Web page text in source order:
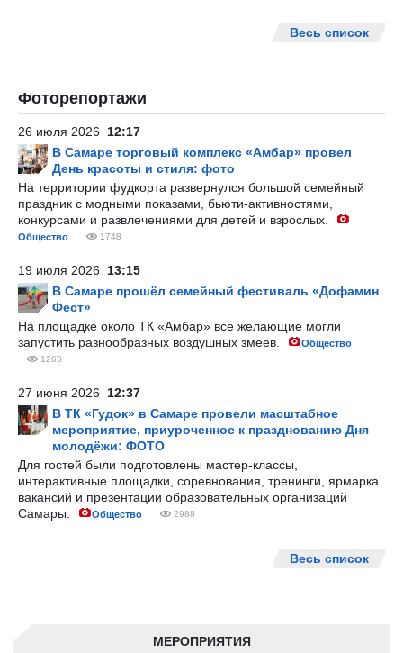
МЕРОПРИЯТИЯ
Весь список
Фоторепортажи
26 июля 2026 12:17
В Самаре торговый комплекс «Амбар» провел
День красоты и стиля: фото
На территории фудкорта развернулся большой семейный
праздник с модными показами, бьюти-активностями,
конкурсами и развлечениями для детей и взрослых.
Общество 1748
19 июля 2026 13:15
В Самаре прошёл семейный фестиваль «Дофамин
Фест»
На площадке около ТК «Амбар» все желающие могли
запустить разнообразных воздушных змеев.
Общество
1265
27 июня 2026 12:37
В ТК «Гудок» в Самаре провели масштабное
мероприятие, приуроченное к празднованию Дня
молодёжи: ФОТО
Для гостей были подготовлены мастер-классы,
интерактивные площадки, соревнования, тренинги, ярмарка
вакансий и презентации образовательных организаций
Самары.
Общество 2988
Весь список